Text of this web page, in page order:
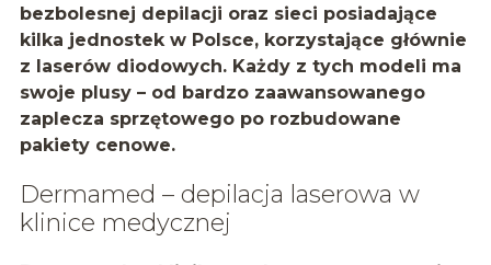
bezbolesnej depilacji oraz sieci posiadające
kilka jednostek w Polsce, korzystające głównie
z laserów diodowych. Każdy z tych modeli ma
swoje plusy – od bardzo zaawansowanego
zaplecza sprzętowego po rozbudowane
pakiety cenowe.
Dermamed – depilacja laserowa w
klinice medycznej